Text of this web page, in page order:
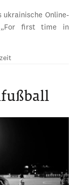
Online-
„For first time in